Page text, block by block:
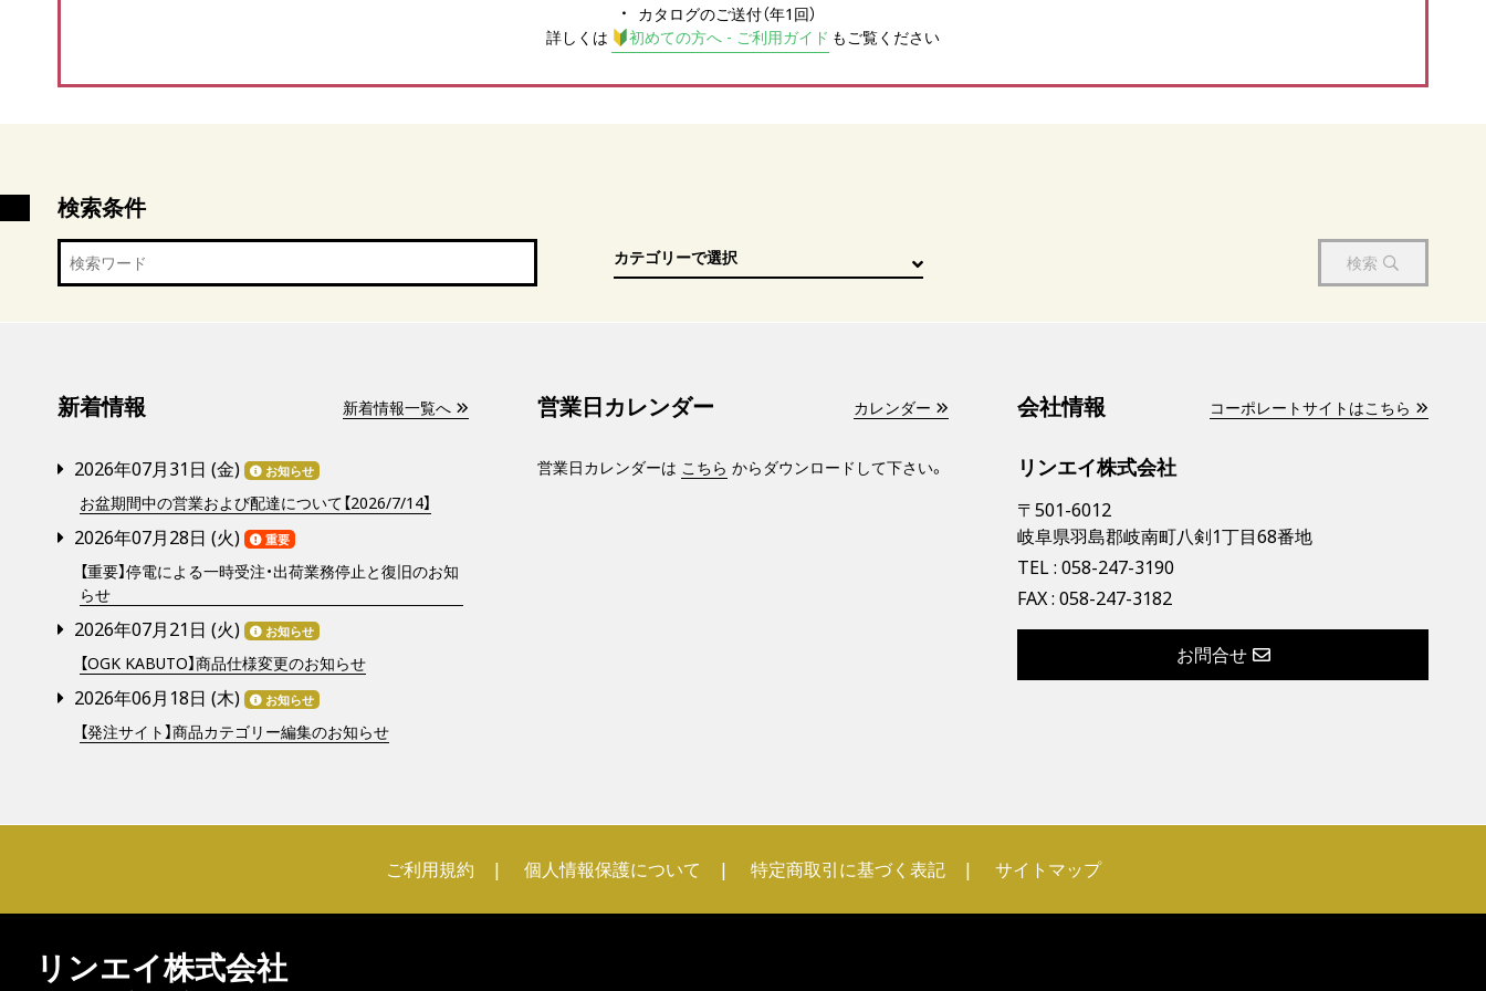
カタログのご送付（年1回）
詳しくは
初めての方へ - ご利用ガイド もご覧ください
検索条件
検索
新着情報 新着情報一覧へ
2026年07月31日 (金) お知らせ
お盆期間中の営業および配達について【2026/7/14】
2026年07月28日 (火) 重要
【重要】停電による一時受注・出荷業務停止と復旧のお知
らせ
2026年07月21日 (火) お知らせ
【OGK KABUTO】商品仕様変更のお知らせ
2026年06月18日 (木) お知らせ
【発注サイト】商品カテゴリー編集のお知らせ
営業日カレンダー カレンダー
営業日カレンダーは こちら からダウンロードして下さい。
会社情報 コーポレートサイトはこちら
リンエイ株式会社
〒501-6012
岐阜県羽島郡岐南町八剣1丁目68番地
TEL : 058-247-3190
FAX : 058-247-3182
お問合せ
ご利用規約 個人情報保護について 特定商取引に基づく表記 サイトマップ
リンエイ株式会社